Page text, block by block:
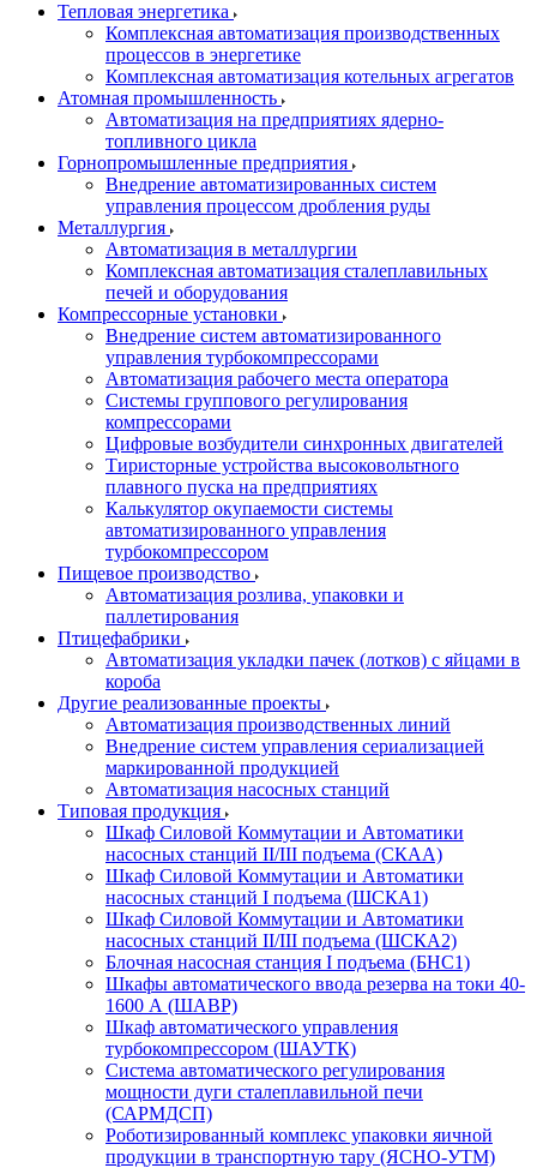
Тепловая энергетика
Комплексная автоматизация производственных
процессов в энергетике
Комплексная автоматизация котельных агрегатов
Атомная промышленность
Автоматизация на предприятиях ядерно-
топливного цикла
Горнопромышленные предприятия
Внедрение автоматизированных систем
управления процессом дробления руды
Металлургия
Автоматизация в металлургии
Комплексная автоматизация сталеплавильных
печей и оборудования
Компрессорные установки
Внедрение систем автоматизированного
управления турбокомпрессорами
Автоматизация рабочего места оператора
Системы группового регулирования
компрессорами
Цифровые возбудители синхронных двигателей
Тиристорные устройства высоковольтного
плавного пуска на предприятиях
Калькулятор окупаемости системы
автоматизированного управления
турбокомпрессором
Пищевое производство
Автоматизация розлива, упаковки и
паллетирования
Птицефабрики
Автоматизация укладки пачек (лотков) с яйцами в
короба
Другие реализованные проекты
Автоматизация производственных линий
Внедрение систем управления сериализацией
маркированной продукцией
Автоматизация насосных станций
Типовая продукция
Шкаф Силовой Коммутации и Автоматики
насосных станций II/III подъема (СКАА)
Шкаф Силовой Коммутации и Автоматики
насосных станций I подъема (ШСКА1)
Шкаф Силовой Коммутации и Автоматики
насосных станций II/III подъема (ШСКА2)
Блочная насосная станция I подъема (БНС1)
Шкафы автоматического ввода резерва на токи 40-
1600 А (ШАВР)
Шкаф автоматического управления
турбокомпрессором (ШАУТК)
Система автоматического регулирования
мощности дуги сталеплавильной печи
(САРМДСП)
Роботизированный комплекс упаковки яичной
продукции в транспортную тару (ЯСНО-УТМ)